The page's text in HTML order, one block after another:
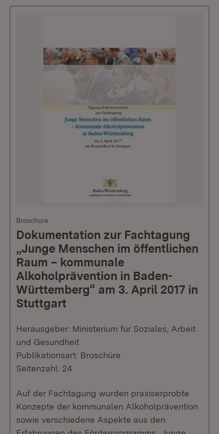
Broschüre
Dokumentation zur Fachtagung
„Junge Menschen im öffentlichen
Raum – kommunale
Alkoholprävention in Baden-
Württemberg“ am 3. April 2017 in
Stuttgart
Herausgeber: Ministerium für Soziales, Arbeit
und Gesundheit
Publikationsart: Broschüre
Seitenzahl: 24
Auf der Fachtagung wurden praxiserprobte
Konzepte der kommunalen Alkoholprävention
sowie verschiedene Aspekte aus den